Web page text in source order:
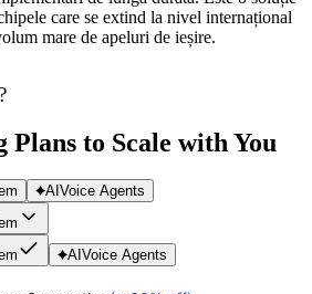
care se extind la nivel internațional
mare de apeluri de ieșire.
to Scale with You
AI Voice Agents
AI Voice Agents